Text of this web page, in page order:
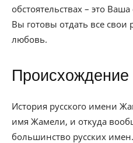
обстоятельствах – это
Вы готовы отдать все свои
любовь.
История русского имени
имя Жамели, и откуда
большинство русских